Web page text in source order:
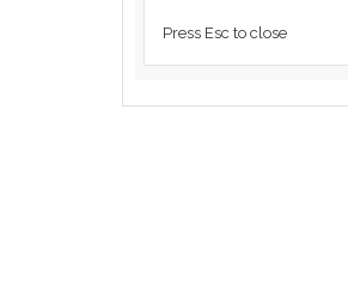
Press Esc to close